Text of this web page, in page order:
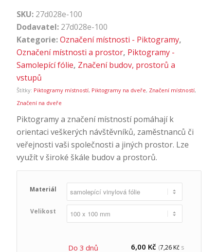
SKU: 27d028e-100
Dodavatel: 27d028e-100
Kategorie:Označení místnosti - Piktogramy,
Označení místnosti a prostor, Piktogramy -
Samolepící fólie, Značení budov, prostorů a
vstupů
Štítky: Piktogramy místností, Piktogramy na dveře, Značení místností,
Značení na dveře
Piktogramy a značení místností pomáhají k
orientaci veškerých návštěvníků, zaměstnanců či
veřejnosti vaši společnosti a jiných prostor. Lze
využít v široké škále budov a prostorů.
Materiál
Velikost
6,00 Kč (7,26Kč s
Do 3 dnů